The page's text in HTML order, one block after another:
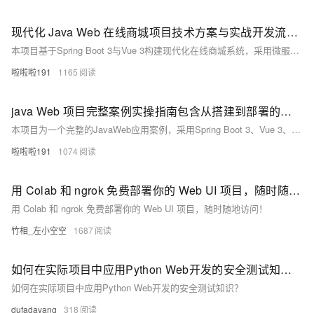
现代化 Java Web 在线商城项目技术方案与实战开发流程及核心功能实现详解
本项目基于Spring Boot 3与Vue 3构建现代化在线商城系统，采用微服务架构，整合Spring Cloud、Redis、MySQL等技术，涵盖用户认证、商品管理、购物车功能，并支持Docker容器化部署与Kubernetes编排。提供完整CI/CD流程，助力高效开发与扩展。
啦啦啦191 1165
java Web 项目完整案例实操指南包含从搭建到部署的详细步骤及热门长尾关键词解析的实操指南
本项目为一个完整的JavaWeb应用案例，采用Spring Boot 3、Vue 3、MySQL、Redis等最新技术栈，涵盖前后端分离架构设计、RESTful API开发、JWT安全认证、Docker容器化部署等内容，适合掌握企业级Web项目全流程开发与部署。
啦啦啦191 1074
用 Colab 和 ngrok 免费部署你的 Web UI 项目，随时随地访问！
用 Colab 和 ngrok 免费部署你的 Web UI 项目，随时随地访问！
竹相_左小空空 1687
如何在实际项目中应用Python Web开发的安全测试知识？
如何在实际项目中应用Python Web开发的安全测试知识？
dufadayang 318